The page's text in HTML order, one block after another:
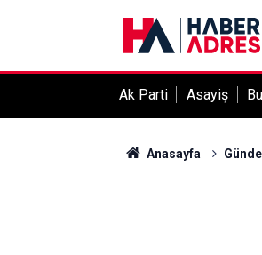
Ak Parti Asayiş
Anasayfa